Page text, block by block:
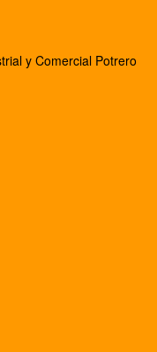
y Comercial Potrero